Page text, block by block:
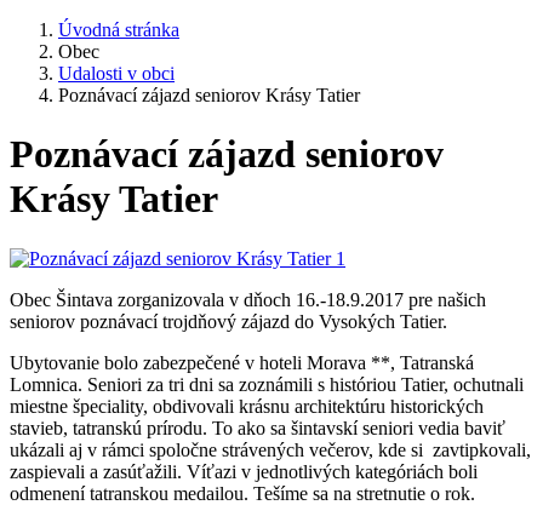
Úvodná stránka
Obec
Udalosti v obci
Poznávací zájazd seniorov Krásy Tatier
Poznávací zájazd seniorov
Krásy Tatier
Obec Šintava zorganizovala v dňoch 16.-18.9.2017 pre našich
seniorov poznávací trojdňový zájazd do Vysokých Tatier.
Ubytovanie bolo zabezpečené v hoteli Morava **, Tatranská
Lomnica. Seniori za tri dni sa zoznámili s históriou Tatier, ochutnali
miestne špeciality, obdivovali krásnu architektúru historických
stavieb, tatranskú prírodu. To ako sa šintavskí seniori vedia baviť
ukázali aj v rámci spoločne strávených večerov, kde si zavtipkovali,
zaspievali a zasúťažili. Víťazi v jednotlivých kategóriách boli
odmenení tatranskou medailou. Tešíme sa na stretnutie o rok.